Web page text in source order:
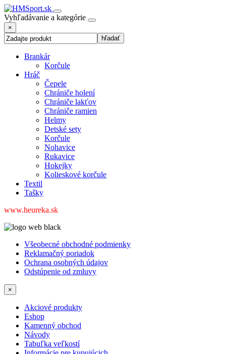
Vyhľadávanie a kategórie
×
Brankár
Korčule
Hráč
Čepele
Chrániče holení
Chrániče lakťov
Chrániče ramien
Helmy
Detské sety
Korčule
Nohavice
Rukavice
Hokejky
Kolieskové korčule
Textil
Tašky
www.heureka.sk
Všeobecné obchodné podmienky
Reklamačný poriadok
Ochrana osobných údajov
Odstúpenie od zmluvy
×
Akciové produkty
Eshop
Kamenný obchod
Návody
Tabuľka veľkostí